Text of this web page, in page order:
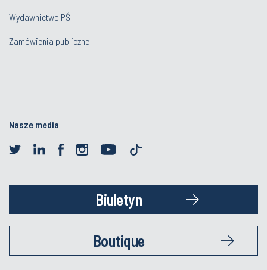
Wydawnictwo PŚ
Zamówienia publiczne
Nasze media
Biuletyn
Boutique